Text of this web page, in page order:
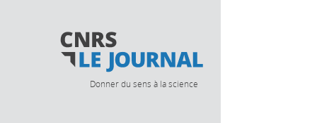
Donner du sens à la science